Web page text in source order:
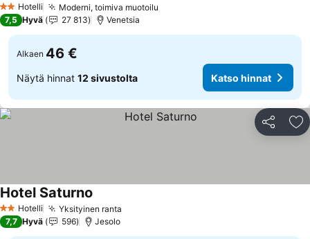
2 Tähtiluokitus
Hotelli Moderni, toimiva muotoilu
7,5 Hyvä 27 813 Venetsia
Alkaen 46 €
Näytä hinnat 12 sivustolta Katso hinnat
Jaa
2 Tähtiluokitus
Hotelli Yksityinen ranta
Hotel Saturno
7,7 Hyvä 596 Jesolo